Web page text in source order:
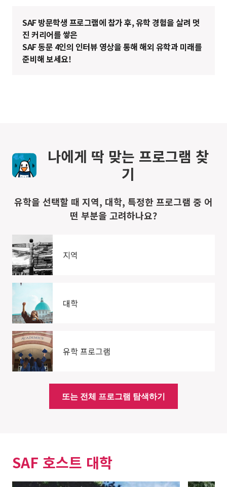
SAF 방문학생 프로그램에 참가 후, 유학 경험을 살려 멋
진 커리어를 쌓은
SAF 동문 4인의 인터뷰 영상을 통해 해외 유학과 미래를
준비해 보세요!
나에게 딱 맞는 프로그램 찾
기
유학을 선택할 때 지역, 대학, 특정한 프로그램 중 어
떤 부분을 고려하나요?
지역
대학
유학 프로그램
또는 전체 프로그램 탐색하기
SAF 호스트 대학